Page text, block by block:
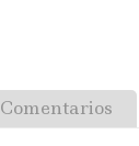
Comentarios